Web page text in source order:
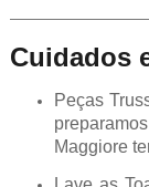
Cuidados
Peças
Maggiore